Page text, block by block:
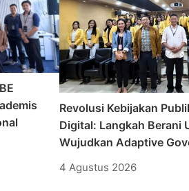
Revolusi Kebijakan
Digital: Langkah Berani
Wujudkan Adaptive
4 Agustus 2026